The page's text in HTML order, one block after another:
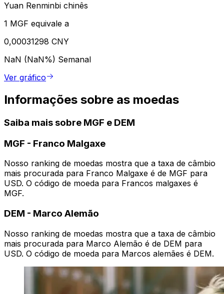
Yuan Renminbi chinês
1 MGF equivale a
0,00031298 CNY
NaN (NaN%) Semanal
Ver gráfico
Informações sobre as moedas
Saiba mais sobre MGF e DEM
MGF - Franco Malgaxe
Nosso ranking de moedas mostra que a taxa de câmbio
mais procurada para Franco Malgaxe é de MGF para
USD. O código de moeda para Francos malgaxes é
MGF.
DEM - Marco Alemão
Nosso ranking de moedas mostra que a taxa de câmbio
mais procurada para Marco Alemão é de DEM para
USD. O código de moeda para Marcos alemães é DEM.